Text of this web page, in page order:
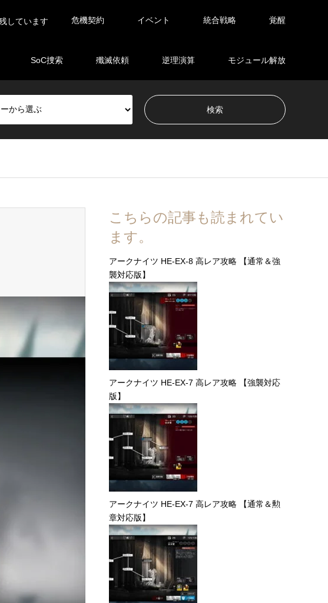
しています 危機契約 イベント 統合戦略 覚醒
SoC捜索 殲滅依頼 逆理演算 モジュール解放
こちらの記事も読まれてい
ます。
アークナイツ HE-EX-8 高レア攻略 【通常＆強
襲対応版】
アークナイツ HE-EX-7 高レア攻略 【強襲対応
版】
アークナイツ HE-EX-7 高レア攻略 【通常＆勲
章対応版】